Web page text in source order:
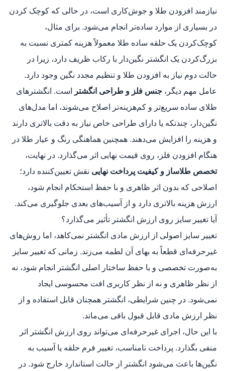
نیازمند افزودن طلا و جوش‌کاری است، در حالی که کوچک‌ کردن
در بسیاری از موارد ساده‌تر انجام می‌شود. برای مثال،
کوچک‌کردن یک حلقه ساده طلا معمولاً هزینه کمتری نسبت به
بزرگ‌کردن یک انگشتر نگین‌دار با رکاب ظریف دارد، زیرا در
حالت دوم نیاز به افزودن طلا و تنظیم مجدد نگین وجود دارد.
عامل مهم دیگر، جنس فلز و طراحی انگشتر
است. انگشترهای
طلای ساده سریع‌تر و کم‌هزینه‌تر اصلاح می‌شوند، اما مدل‌های
نگین‌دار، چندتکه یا دارای طراحی خاص نیاز به دقت بالاتری دارند
و هزینه را افزایش می‌دهند. همچنین هماهنگی رنگ و عیار طلا در
هنگام افزودن فلز، روی قیمت نهایی اثر می‌گذارد. در نهایت،
تخصص طلاساز و کیفیت پرداخت نهایی نقش تعیین‌کننده دارد؛
اصلاحی که بدون اثر ظاهری و با حفظ استحکام انجام شود،
ارزش هزینه بالاتری دارد و از آسیب‌های بعدی جلوگیری می‌کند.
آیا تغییر سایز روی ارزش انگشتر تأثیر می‌گذارد؟
تغییر سایز اصولی از ارزش مادی انگشتر نمی‌کاهد، اما روش‌های
غیرحرفه‌ای قطعاً به بهای آن لطمه می‌زند. زمانی که تغییر سایز
به‌صورت تخصصی و با حفظ ساختار اصلی انگشتر انجام شود، نه
از نظر ظاهری و نه از نظر کاربری افت محسوسی ایجاد
نمی‌شود. در چنین شرایطی، انگشتر همچنان قابل استفاده و از
نظر ارزش مادی قابل قبول باقی می‌ماند.
با این حال، اجرای غیرحرفه‌ای می‌تواند روی ارزش انگشتر اثر
منفی بگذارد. پرداخت نامناسب، تغییر فرم حلقه یا آسیب به
نگین‌ها باعث می‌شود انگشتر از حالت استاندارد خارج شود. در